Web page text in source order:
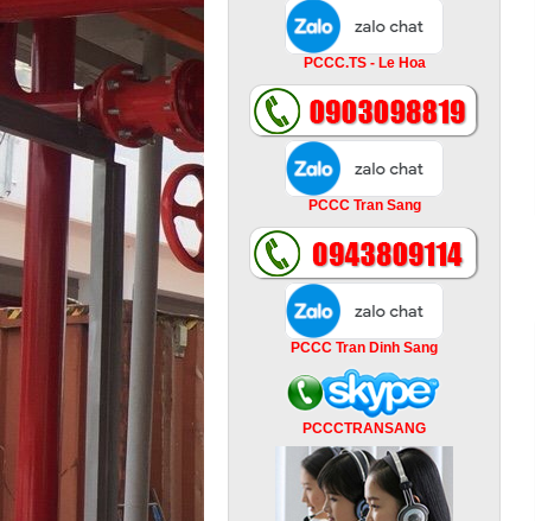
PCCC.TS - Le Hoa
PCCC Tran Sang
PCCC Tran Dinh Sang
PCCCTRANSANG